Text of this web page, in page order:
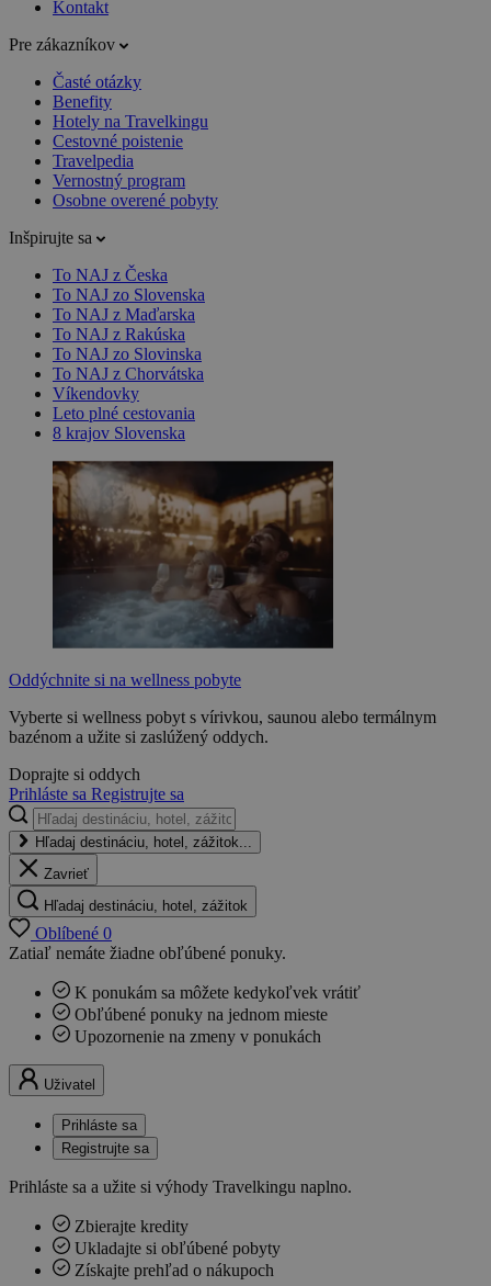
Kontakt
Pre zákazníkov
Časté otázky
Benefity
Hotely na Travelkingu
Cestovné poistenie
Travelpedia
Vernostný program
Osobne overené pobyty
Inšpirujte sa
To NAJ z Česka
To NAJ zo Slovenska
To NAJ z Maďarska
To NAJ z Rakúska
To NAJ zo Slovinska
To NAJ z Chorvátska
Víkendovky
Leto plné cestovania
8 krajov Slovenska
Oddýchnite si na wellness pobyte
Vyberte si wellness pobyt s vírivkou, saunou alebo termálnym
bazénom a užite si zaslúžený oddych.
Doprajte si oddych
Prihláste sa Registrujte sa
Hľadaj destináciu, hotel, zážitok...
Zavrieť
Hľadaj destináciu, hotel, zážitok
Oblíbené 0
Zatiaľ nemáte žiadne obľúbené ponuky.
K ponukám sa môžete kedykoľvek vrátiť
Obľúbené ponuky na jednom mieste
Upozornenie na zmeny v ponukách
Uživatel
Prihláste sa
Registrujte sa
Prihláste sa a užite si výhody Travelkingu naplno.
Zbierajte kredity
Ukladajte si obľúbené pobyty
Získajte prehľad o nákupoch